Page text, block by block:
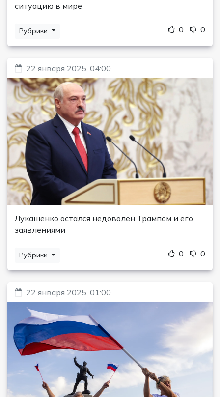
ситуацию в мире
Рубрики 0 0
22 января 2025, 04:00
Лукашенко остался недоволен Трампом и его
заявлениями
Рубрики 0 0
22 января 2025, 01:00